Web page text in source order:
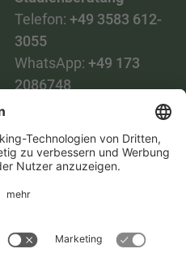
Telefon: +49 3583 612-
3055
WhatsApp: +49 173
2086748
Presse